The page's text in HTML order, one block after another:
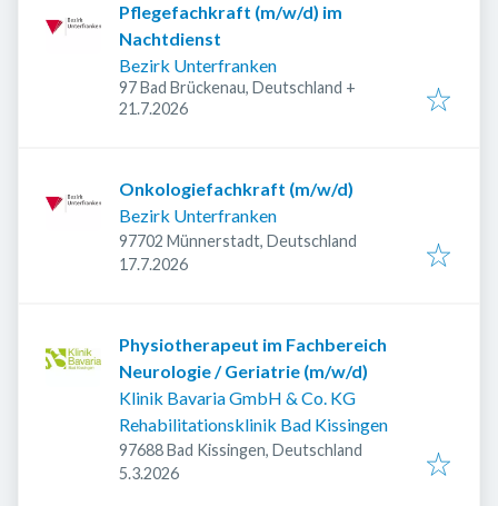
Pflegefachkraft (m/w/d) im
Nachtdienst
Bezirk Unterfranken
97 Bad Brückenau, Deutschland +
Veröffentlicht
21.7.2026
Onkologiefachkraft (m/w/d)
Bezirk Unterfranken
97702 Münnerstadt, Deutschland
Veröffentlicht
17.7.2026
Physiotherapeut im Fachbereich
Neurologie / Geriatrie (m/w/d)
Klinik Bavaria GmbH & Co. KG
Rehabilitationsklinik Bad Kissingen
97688 Bad Kissingen, Deutschland
Veröffentlicht
5.3.2026